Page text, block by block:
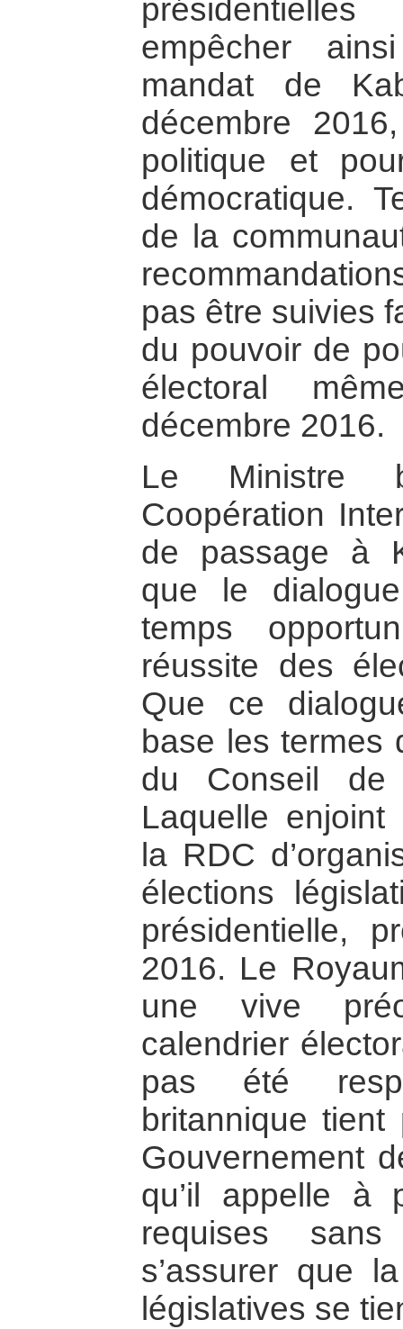
empêcher
mandat de
décembre
politique et
démocratique.
de la
pas être suivies
du pouvoir de
électoral
décembre 2016.
Le Ministre
Coopération
de passage à
que le
temps
réussite des
Que ce
base les termes
du Conseil de
Laquelle
la RDC
élections
présidentielle,
2016. Le
une vive
calendrier
pas été
britannique
Gouvernement
qu’il appelle à
requises
s’assurer que
législatives se